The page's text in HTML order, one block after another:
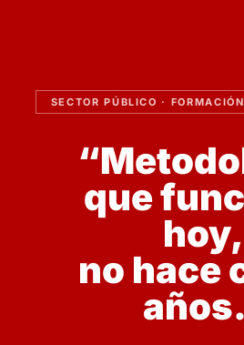
SECTOR PÚBLICO ·
que
hoy,
no hace